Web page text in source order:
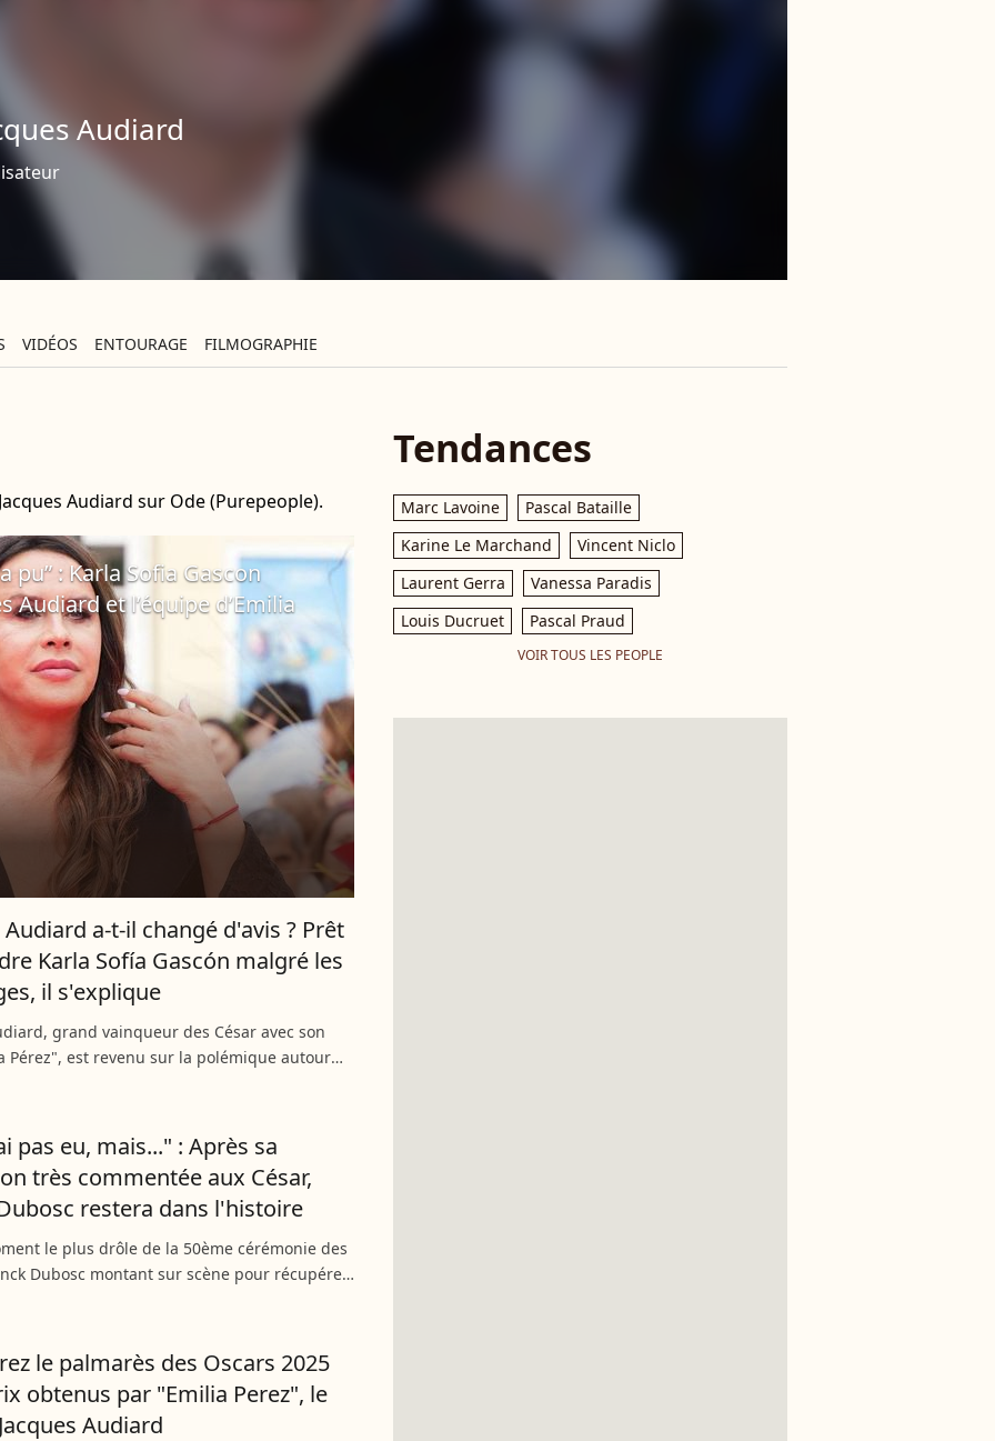
Audiard
VIDÉOS ENTOURAGE FILMOGRAPHIE
Audiard sur Ode (Purepeople).
pu” : Karla Sofia Gascon
Audiard et l’équipe d’Emilia
Audiard a-t-il changé d'avis ? Prêt
Karla Sofía Gascón malgré les
il s'explique
grand vainqueur des César avec son
Pérez", est revenu sur la polémique autour
Karla Sofía Gascón, son actrice principale.
pas eu, mais..." : Après sa
très commentée aux César,
restera dans l'histoire
le plus drôle de la 50ème cérémonie des
Dubosc montant sur scène pour récupérer
symbole des déçus de l'événement !
le palmarès des Oscars 2025
obtenus par "Emilia Perez", le
Audiard
Tendances
Marc Lavoine
Pascal Bataille
Karine Le Marchand
Vincent Niclo
Laurent Gerra
Vanessa Paradis
Louis Ducruet
Pascal Praud
VOIR TOUS LES PEOPLE